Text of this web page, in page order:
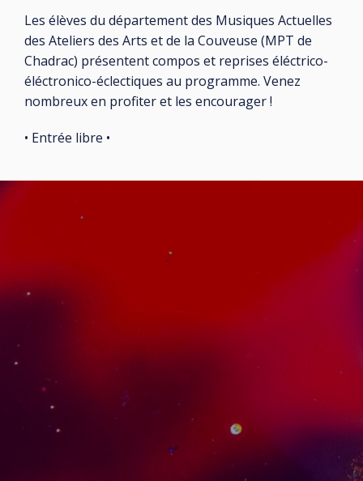
Les élèves du département des Musiques Actuelles
des Ateliers des Arts et de la Couveuse (MPT de
Chadrac) présentent compos et reprises éléctrico-
éléctronico-éclectiques au programme. Venez
nombreux en profiter et les encourager !
• Entrée libre •